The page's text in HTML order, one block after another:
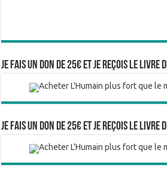
Je fais un don de 25€ et je reçois le livre
Je fais un don de 25€ et je reçois le livre